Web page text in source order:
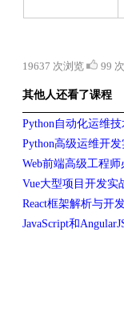
19637 次浏览 99 次
其他人还看了课程
Python自动化运维
Python高级运维开
Web前端高级工程
Vue大型项目开发实
React框架解析与开
JavaScript和